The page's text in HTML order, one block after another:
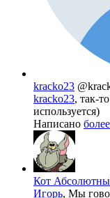
kracko23
kracko23, так-
используется)
Написано
Кот
Игорь, Мы